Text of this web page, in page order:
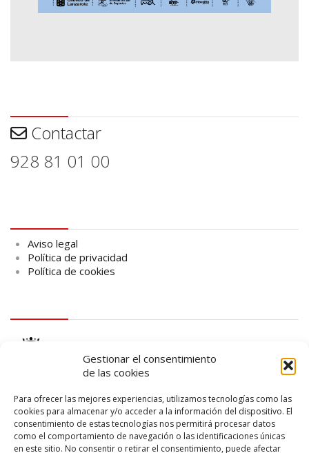
Gestionar el consentimiento
de las cookies
Para ofrecer las mejores experiencias, utilizamos tecnologías como las
cookies para almacenar y/o acceder a la información del dispositivo. El
consentimiento de estas tecnologías nos permitirá procesar datos
como el comportamiento de navegación o las identificaciones únicas
en este sitio. No consentir o retirar el consentimiento, puede afectar
Contactar
928 81 01 00
Aviso legal
Política de privacidad
Política de cookies
logo SID